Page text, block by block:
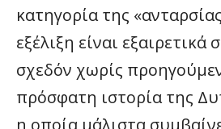
κατηγορία της
εξέλιξη είναι εξαιρετικά
σχεδόν χωρίς
πρόσφατη ιστορία της